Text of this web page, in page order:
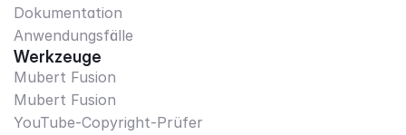
Dokumentation
Anwendungsfälle
Werkzeuge
Mubert Fusion
Mubert Fusion
YouTube-Copyright-Prüfer